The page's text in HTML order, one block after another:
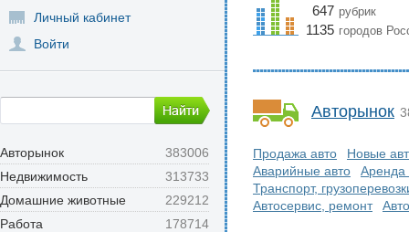
Личный кабинет
Войти
Авторынок
383006
Недвижимость
313733
Домашние животные
229212
Работа
178714
647 рубрик
1135 городов
Авторынок
Продажа авто
Новые
Аварийные авто
Аренда
Транспорт,
Автосервис, ремонт